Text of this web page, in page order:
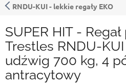
RNDU-KUI - lekkie regały EKO
SUPER HIT -
Trestles RNDU-
udźwig 700 kg, 4
antracytowy